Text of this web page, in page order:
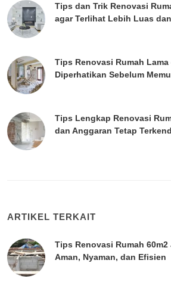
Tips dan Trik Renovasi
agar Terlihat Lebih Luas
Tips Renovasi Rumah
Diperhatikan Sebelum
Tips Lengkap Renovasi
dan Anggaran Tetap
ARTIKEL TERKAIT
Tips Renovasi Rumah
Aman, Nyaman, dan Efisien